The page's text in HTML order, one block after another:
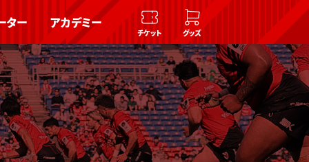
ター アカデミー
チケット グッズ